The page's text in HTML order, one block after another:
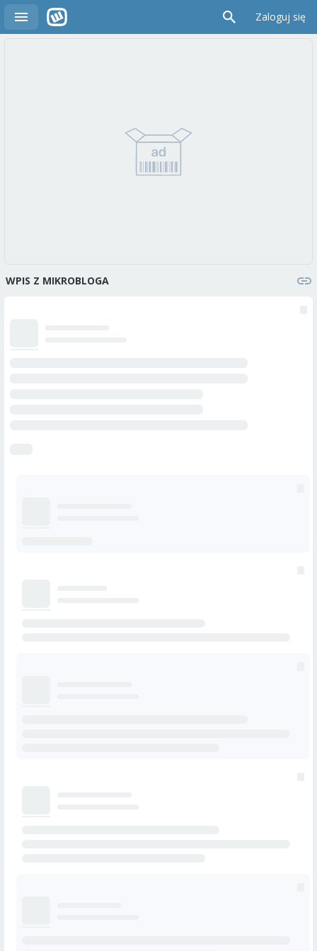
Zaloguj się
WPIS Z MIKROBLOGA